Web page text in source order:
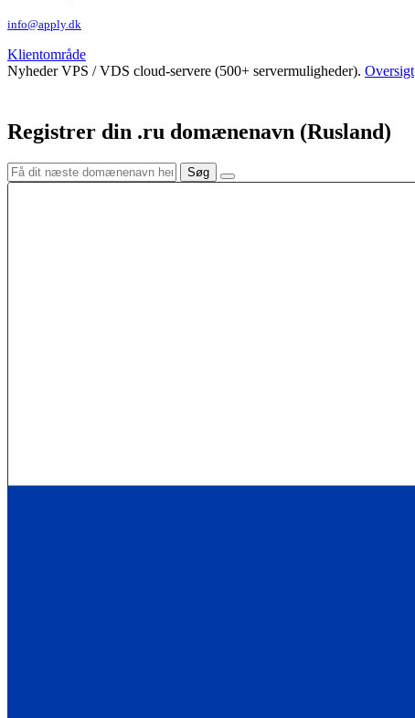
info@apply.dk
Klientområde
Nyheder VPS / VDS cloud-servere (500+ servermuligheder). Oversigt
Registrer din .ru domænenavn (Rusland)